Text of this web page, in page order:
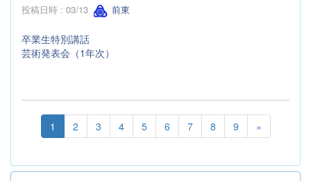
投稿日時 : 03/13 前東
卒業生特別講話
芸術発表会（1年次）
1 2 3 4 5 6 7 8 9 »